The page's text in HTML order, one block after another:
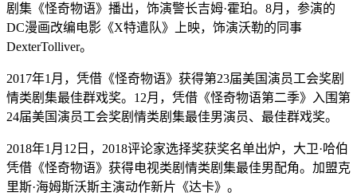
剧集《怪奇物语》播出，饰演警长吉姆·霍珀。8月，参演的
DC漫画改编电影《X特遣队》上映，饰演沃勒的同事
DexterTolliver。
2017年1月，凭借《怪奇物语》获得第23届美国演员工会奖剧
情类剧集最佳群戏奖。12月，凭借《怪奇物语第二季》入围第
24届美国演员工会奖剧情类剧集最佳男演员、最佳群戏奖。
2018年1月12日，2018评论家选择奖获奖名单出炉，大卫·哈伯
凭借《怪奇物语》获得电视类剧情类剧集最佳男配角。加盟克
里斯·海姆斯沃斯主演动作新片《达卡》。